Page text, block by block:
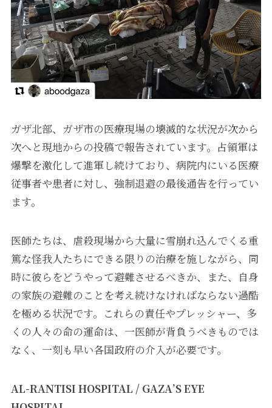
ガザ北部、ガザ市の医療現場の壊滅的な状況が次から
次へと現地からの投稿で報告されています。占領軍は
爆撃を激化して進軍し続けており、病院内にいる医療
従事者や患者に対し、強制退避の最後通告を行ってい
ます。
医師たちは、虐殺現場から大量に雪崩れ込んでくる重
篤な怪我人たちにできる限りの治療を施しながら、同
時に彼らをどうやって避難させるべきか、また、自身
の家族の避難のことを考え続けなければならない過酷
を極める状況です。これらの責任やプレッシャー、多
くの人々の命の運命は、一医師が背負うべきものでは
なく、一刻も早い各国政府の介入が必要です。
AL-RANTISI HOSPITAL / GAZA’S EYE